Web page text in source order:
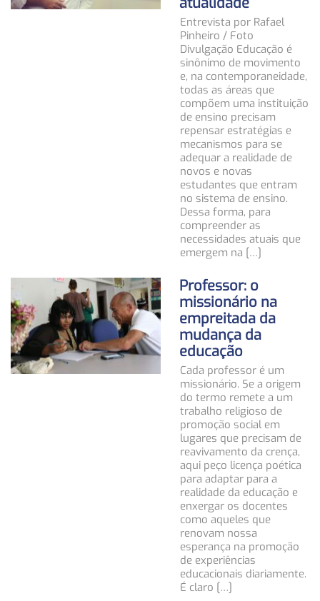
Entrevista por Rafael
Pinheiro / Foto
Divulgação Educação é
sinônimo de movimento
e, na contemporaneidade,
todas as áreas que
compõem uma instituição
de ensino precisam
repensar estratégias e
mecanismos para se
adequar a realidade de
novos e novas
estudantes que entram
no sistema de ensino.
Dessa forma, para
compreender as
necessidades atuais que
emergem na […]
Professor: o
missionário na
empreitada da
mudança da
educação
Cada professor é um
missionário. Se a origem
do termo remete a um
trabalho religioso de
promoção social em
lugares que precisam de
reavivamento da crença,
aqui peço licença poética
para adaptar para a
realidade da educação e
enxergar os docentes
como aqueles que
renovam nossa
esperança na promoção
de experiências
educacionais diariamente.
É claro […]